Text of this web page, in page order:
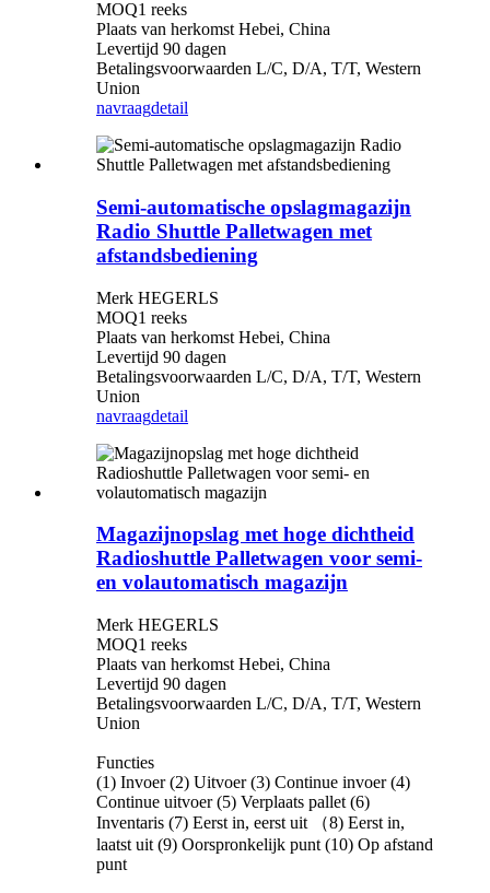
MOQ1 reeks
Plaats van herkomst Hebei, China
Levertijd 90 dagen
Betalingsvoorwaarden L/C, D/A, T/T, Western
Union
navraagdetail
Semi-automatische opslagmagazijn
Radio Shuttle Palletwagen met
afstandsbediening
Merk HEGERLS
MOQ1 reeks
Plaats van herkomst Hebei, China
Levertijd 90 dagen
Betalingsvoorwaarden L/C, D/A, T/T, Western
Union
navraagdetail
Magazijnopslag met hoge dichtheid
Radioshuttle Palletwagen voor semi-
en volautomatisch magazijn
Merk HEGERLS
MOQ1 reeks
Plaats van herkomst Hebei, China
Levertijd 90 dagen
Betalingsvoorwaarden L/C, D/A, T/T, Western
Union
Functies
(1) Invoer (2) Uitvoer (3) Continue invoer (4)
Continue uitvoer (5) Verplaats pallet (6)
Inventaris (7) Eerst in, eerst uit （8) Eerst in,
laatst uit (9) Oorspronkelijk punt (10) Op afstand
punt